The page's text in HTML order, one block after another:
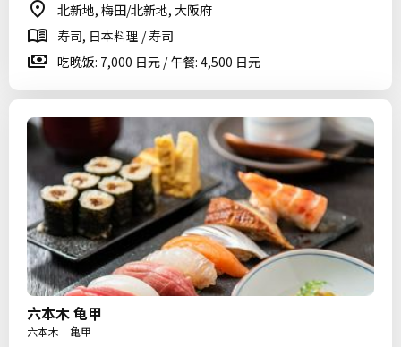
北新地, 梅田/北新地, 大阪府
寿司, 日本料理 / 寿司
吃晚饭: 7,000 日元 / 午餐: 4,500 日元
六本木 龟甲
六本木 亀甲